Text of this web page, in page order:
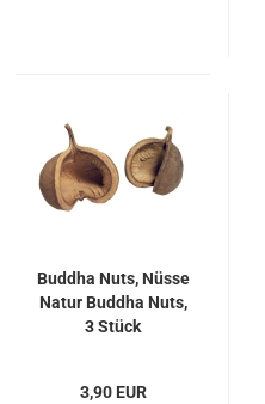
Buddha Nuts, Nüsse
Natur Buddha Nuts,
3 Stück
3,90 EUR